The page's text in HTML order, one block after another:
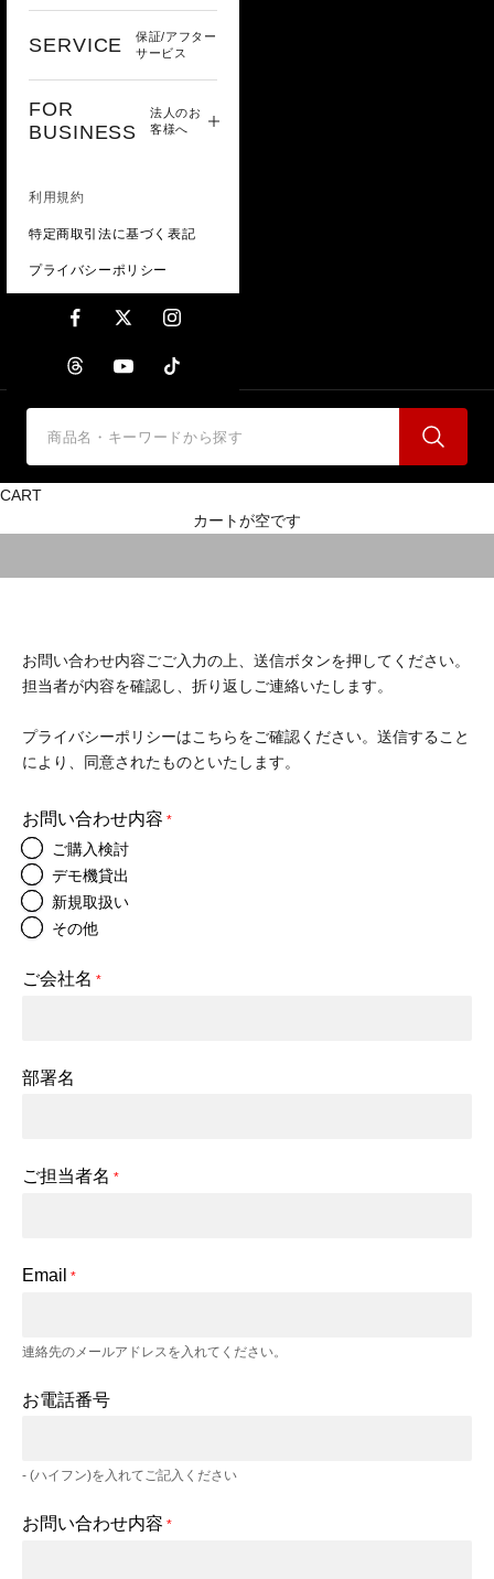
SERVICE
保証/アフター
サービス
FOR
BUSINESS
法人のお
客様へ
利用規約
特定商取引法に基づく表記
プライバシーポリシー
CART
カートが空です
CONTACT | 法人・販売店
お問い合わせ内容ごご入力の上、送信ボタンを押してください。
担当者が内容を確認し、折り返しご連絡いたします。
プライバシーポリシーはこちらをご確認ください。送信すること
により、同意されたものといたします。
お問い合わせ内容 *
ご購入検討
デモ機貸出
新規取扱い
その他
ご会社名 *
部署名
ご担当者名 *
Email *
連絡先のメールアドレスを入れてください。
お電話番号
- (ハイフン)を入れてご記入ください
お問い合わせ内容 *